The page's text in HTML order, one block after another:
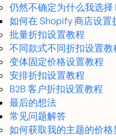
仍然不确定为什么我选择
如何在 Shopify 商店设置
批量折扣设置教程
不同款式不同折扣设置教
变体固定价格设置教程
安排折扣设置教程
B2B 客户折扣设置教程
最后的想法
常见问题解答
如何获取我的主题的价